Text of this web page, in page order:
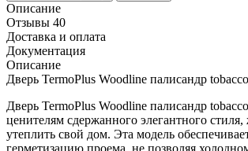
Описание
Отзывы 40
Доставка и оплата
Документация
Описание
Дверь TermoPlus Woodline палисандр tobacco
Дверь TermoPlus Woodline палисандр
ценителям сдержанного элегантного
утеплить свой дом. Эта модель
герметизацию проема, не позволяя